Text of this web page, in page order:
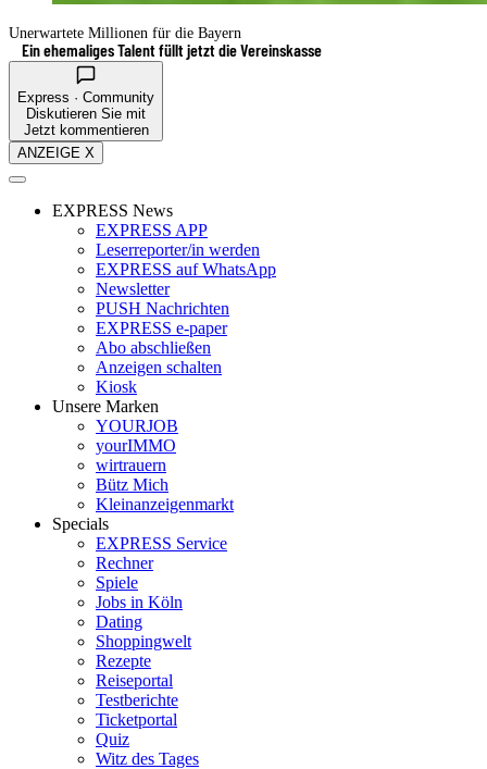
Unerwartete Millionen für die Bayern
Ein ehemaliges Talent füllt jetzt die Vereinskasse
Express · Community
Diskutieren Sie mit
Jetzt kommentieren
ANZEIGE X
EXPRESS News
EXPRESS APP
Leserreporter/in werden
EXPRESS auf WhatsApp
Newsletter
PUSH Nachrichten
EXPRESS e-paper
Abo abschließen
Anzeigen schalten
Kiosk
Unsere Marken
YOURJOB
yourIMMO
wirtrauern
Bütz Mich
Kleinanzeigenmarkt
Specials
EXPRESS Service
Rechner
Spiele
Jobs in Köln
Dating
Shoppingwelt
Rezepte
Reiseportal
Testberichte
Ticketportal
Quiz
Witz des Tages